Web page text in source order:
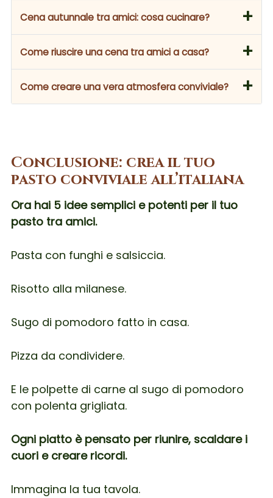
risotti o ricette lente, perfette per
Cena autunnale tra amici: cosa cucinare? +
servire, con ingredienti caldi e rassicuranti.
Come riuscire una cena tra amici a casa? +
sull’atmosfera e sul ritmo della serata.
Come creare una vera atmosfera conviviale? +
Conclusione: crea il tuo
pasto conviviale all’italiana
Ora hai 5 idee semplici e potenti per il tuo
pasto tra amici.
Pasta con funghi e salsiccia.
Risotto alla milanese.
Sugo di pomodoro fatto in casa.
Pizza da condividere.
E le polpette di carne al sugo di pomodoro
con polenta grigliata.
Ogni piatto è pensato per riunire, scaldare i
cuori e creare ricordi.
Immagina la tua tavola.